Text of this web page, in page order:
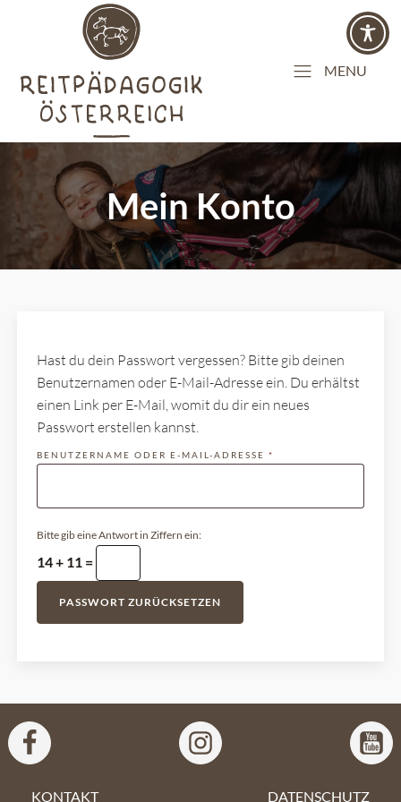
MENU
Mein Konto
Hast du dein Passwort vergessen? Bitte gib deinen
Benutzernamen oder E-Mail-Adresse ein. Du erhältst
einen Link per E-Mail, womit du dir ein neues
Passwort erstellen kannst.
BENUTZERNAME ODER E-MAIL-ADRESSE*
Bitte gib eine Antwort in Ziffern ein:
14 + 11 =
PASSWORT ZURÜCKSETZEN
KONTAKT DATENSCHUTZ